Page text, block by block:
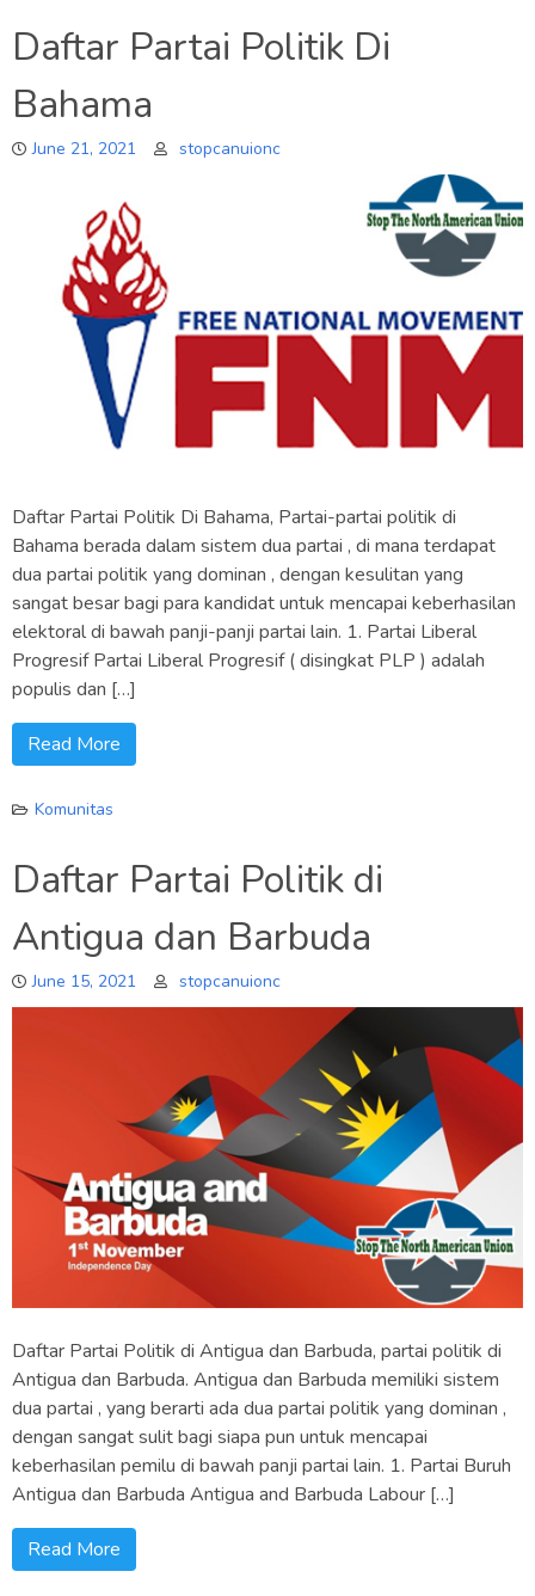
Daftar Partai Politik Di
Bahama
June 21, 2021 stopcanuionc
Daftar Partai Politik Di Bahama, Partai-partai politik di
Bahama berada dalam sistem dua partai , di mana terdapat
dua partai politik yang dominan , dengan kesulitan yang
sangat besar bagi para kandidat untuk mencapai keberhasilan
elektoral di bawah panji-panji partai lain. 1. Partai Liberal
Progresif Partai Liberal Progresif ( disingkat PLP ) adalah
populis dan […]
Read More
Komunitas
Daftar Partai Politik di
Antigua dan Barbuda
June 15, 2021 stopcanuionc
Daftar Partai Politik di Antigua dan Barbuda, partai politik di
Antigua dan Barbuda. Antigua dan Barbuda memiliki sistem
dua partai , yang berarti ada dua partai politik yang dominan ,
dengan sangat sulit bagi siapa pun untuk mencapai
keberhasilan pemilu di bawah panji partai lain. 1. Partai Buruh
Antigua dan Barbuda Antigua and Barbuda Labour […]
Read More